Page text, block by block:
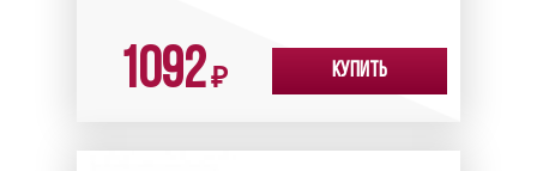
1092₽ Купить